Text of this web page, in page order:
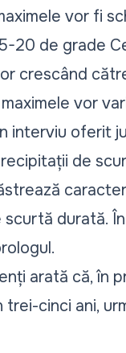
vor fi
20 de grade
crescând
vor
interviu oferit
de
durată.
arată că, în
trei-cinci ani,